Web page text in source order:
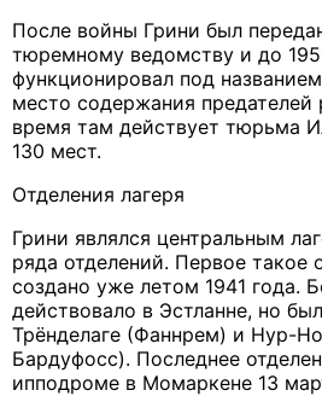
После войны Грини был
тюремному ведомству и до
функционировал под
место содержания
время там действует тюрьма
130 мест.
Отделения лагеря
Грини являлся центральным
ряда отделений. Первое такое
создано уже летом 1941 года.
действовало в Эстланне, но
Трёнделаге (Фаннрем) и Нур-
Бардуфосс). Последнее
ипподроме в Момаркене 13